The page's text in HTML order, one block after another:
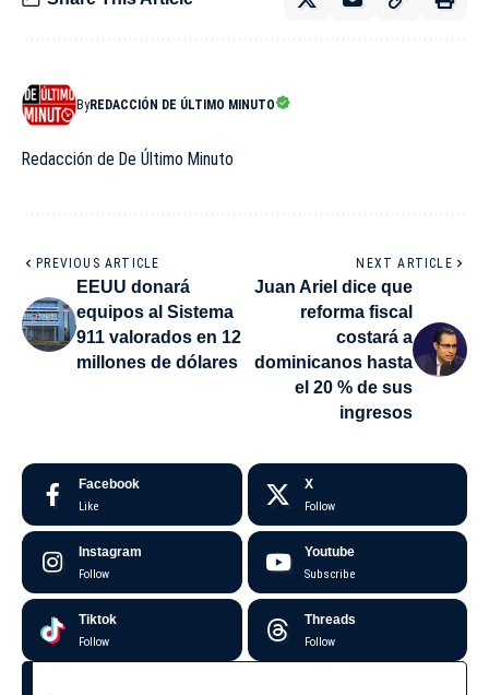
ByREDACCIÓN DE ÚLTIMO MINUTO
Redacción de De Último Minuto
PREVIOUS ARTICLE
EEUU donará
equipos al Sistema
911 valorados en 12
millones de dólares
NEXT ARTICLE
Juan Ariel dice que
reforma fiscal
costará a
dominicanos hasta
el 20 % de sus
ingresos
Facebook
Like
X
Follow
Instagram
Follow
Youtube
Subscribe
Tiktok
Follow
Threads
Follow